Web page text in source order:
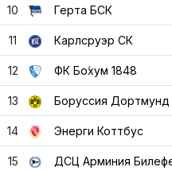
10 Герта БСК
11 Карлсруэр СК
12 ФК Бо́хум 1848
13 Боруссия Дортмунд
14 Энерги Коттбус
15 ДСЦ Арминия